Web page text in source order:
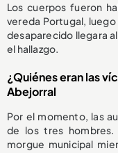
Los cuerpos fueron
vereda Portugal, luego
desaparecido llegara
el hallazgo.
¿Quiénes eran las
Abejorral
Por el momento, las
de los tres hombres.
morgue municipal